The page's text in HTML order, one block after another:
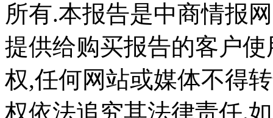
所有.本报告是中商情报
提供给购买报告的客户
权,任何网站或媒体不得
权依法追究其法律责任.